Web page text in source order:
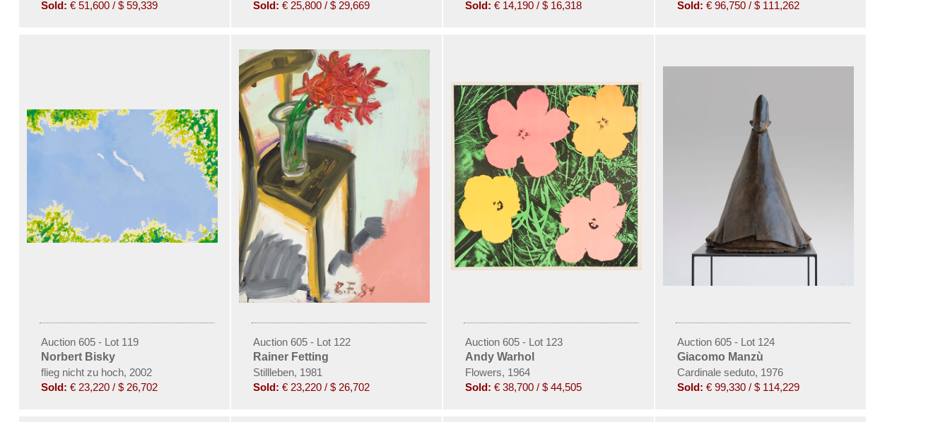
Sold: € 51,600 / $ 59,339
Sold: € 25,800 / $ 29,669
Sold: € 14,190 / $ 16,318
Sold: € 96,750 / $ 111,262
Auction 605 - Lot 119
Norbert Bisky
flieg nicht zu hoch, 2002
Sold: € 23,220 / $ 26,702
Auction 605 - Lot 122
Rainer Fetting
Stillleben, 1981
Sold: € 23,220 / $ 26,702
Auction 605 - Lot 123
Andy Warhol
Flowers, 1964
Sold: € 38,700 / $ 44,505
Auction 605 - Lot 124
Giacomo Manzù
Cardinale seduto, 1976
Sold: € 99,330 / $ 114,229